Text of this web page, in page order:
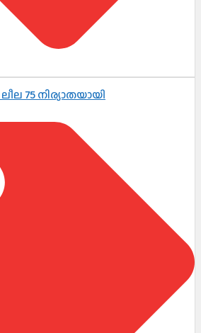
മുൻ പ്രധാനാധ്യാപിക ലീല 75 നിര്യാതയായി